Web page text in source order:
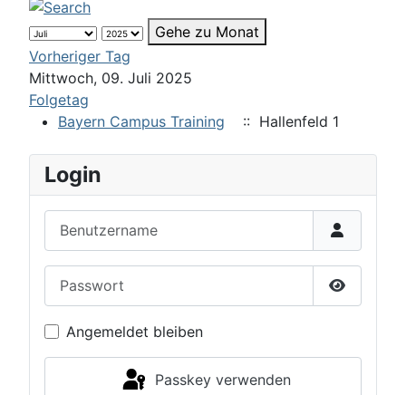
Gehe zu Monat
Vorheriger Tag
Mittwoch, 09. Juli 2025
Folgetag
Bayern Campus Training
:: Hallenfeld 1
Login
Passwort
Angemeldet bleiben
Passkey verwenden